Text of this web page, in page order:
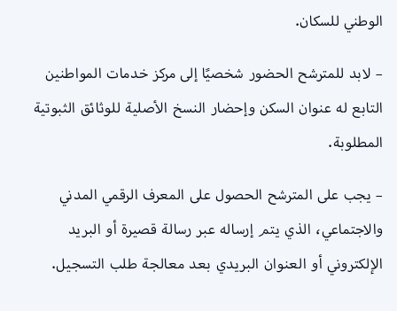
الوطني للسكان.
– لابد للمترشح الحضور شخصيًا إلى مركز خدمات المواطنين
التابع له عنوان السكن وإحضار النسخ الأصلية للوثائق الثبوتية
المطلوبة.
– يجب على المترشح الحصول على المعرف الرقمي المدني
والاجتماعي، الذي يتم إرساله عبر رسالة قصيرة أو البريد
الإلكتروني أو العنوان البريدي بعد معالجة طلب التسجيل.